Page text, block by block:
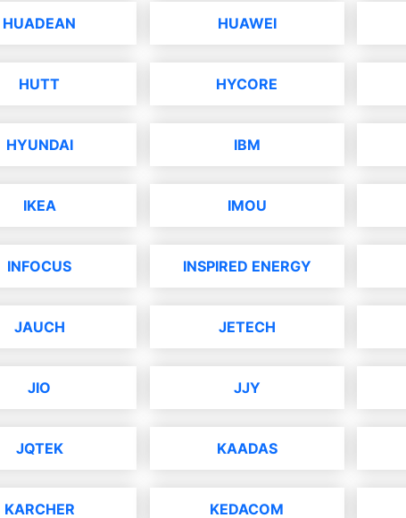
HUADEAN HUAWEI
HUTT HYCORE
HYUNDAI IBM
IKEA IMOU
INFOCUS INSPIRED ENERGY
JAUCH JETECH
JIO JJY
JQTEK KAADAS
KARCHER KEDACOM